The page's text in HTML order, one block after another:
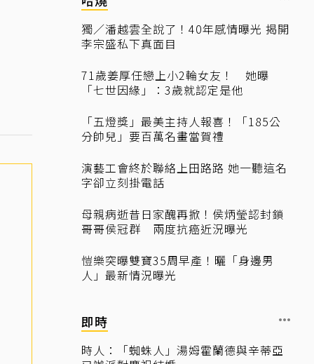
獨／潘越雲全說了！40年感情曝光 揭開
李宗盛私下真面目
71歲姜厚任戀上小2輪女友！ 她曝
「七世因緣」：3歲就認定是他
「五燈獎」最美主持人報喜！「185公
分帥兒」要百萬名畫當賀禮
演藝工會終於聯絡上田路路 她一聽這名
字卻立刻掛電話
母親病逝昔日家醜再掀！侯炳瑩認封鎖
哥哥侯冠群 兩度抗癌近況曝光
愷樂突曝雙寶35周早產！曬「身邊男
人」最新情況曝光
即時
時人：「蜘蛛人」湯姆霍蘭德與辛蒂亞